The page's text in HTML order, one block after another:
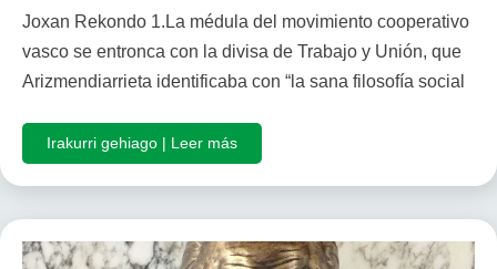
Joxan Rekondo 1.La médula del movimiento cooperativo
vasco se entronca con la divisa de Trabajo y Unión, que
Arizmendiarrieta identificaba con “la sana filosofía social
Irakurri gehiago | Leer más